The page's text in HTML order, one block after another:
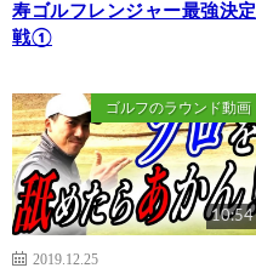
寿ゴルフレンジャー最強決定
戦①
ゴルフのラウンド動画
10:54
2019.12.25